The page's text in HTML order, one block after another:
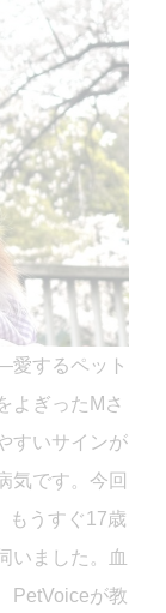
愛するペット
よぎったMさ
すいサインが
気です。今回
もうすぐ17歳
いました。血
PetVoiceが教